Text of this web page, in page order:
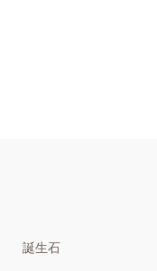
誕生石